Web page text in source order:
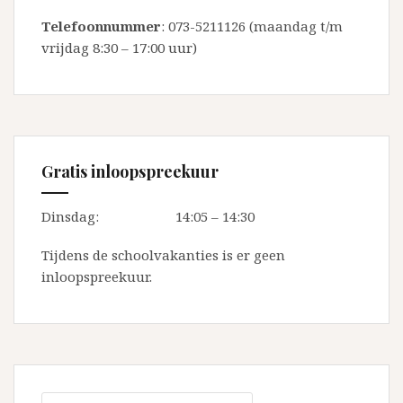
Telefoonnummer: 073-5211126 (maandag t/m
vrijdag 8:30 – 17:00 uur)
Gratis inloopspreekuur
Dinsdag: 14:05 – 14:30
Tijdens de schoolvakanties is er geen
inloopspreekuur.